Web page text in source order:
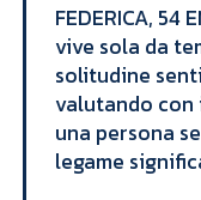
​FEDERICA, 54
vive sola da
solitudine
valutando con
una persona
legame